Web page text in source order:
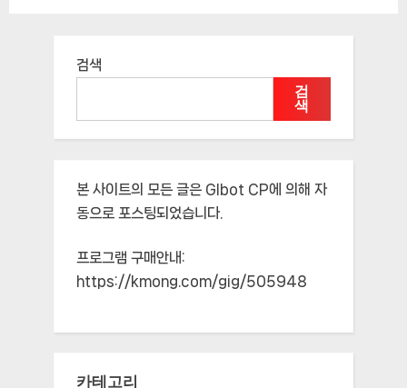
검색
검
색
본 사이트의 모든 글은 Glbot CP에 의해 자
동으로 포스팅되었습니다.
프로그램 구매안내:
https://kmong.com/gig/505948
카테고리